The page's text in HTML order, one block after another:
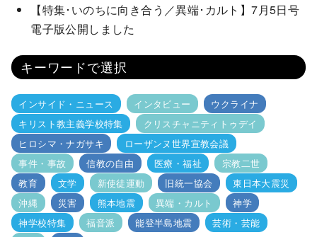
【特集･いのちに向き合う／異端･カルト】7月5日号
電子版公開しました
キーワードで選択
インサイド・ニュース インタビュー
ウクライナ
キリスト教主義学校特集
クリスチャニティトゥデイ
ヒロシマ・ナガサキ
ローザンヌ世界宣教会議
事件・事故
信教の自由 医療・福祉
宗教二世
教育
文学 新使徒運動 旧統一協会
東日本大震災
沖縄
災害 熊本地震 異端・カルト
神学
神学校特集
福音派 能登半島地震
芸術・芸能